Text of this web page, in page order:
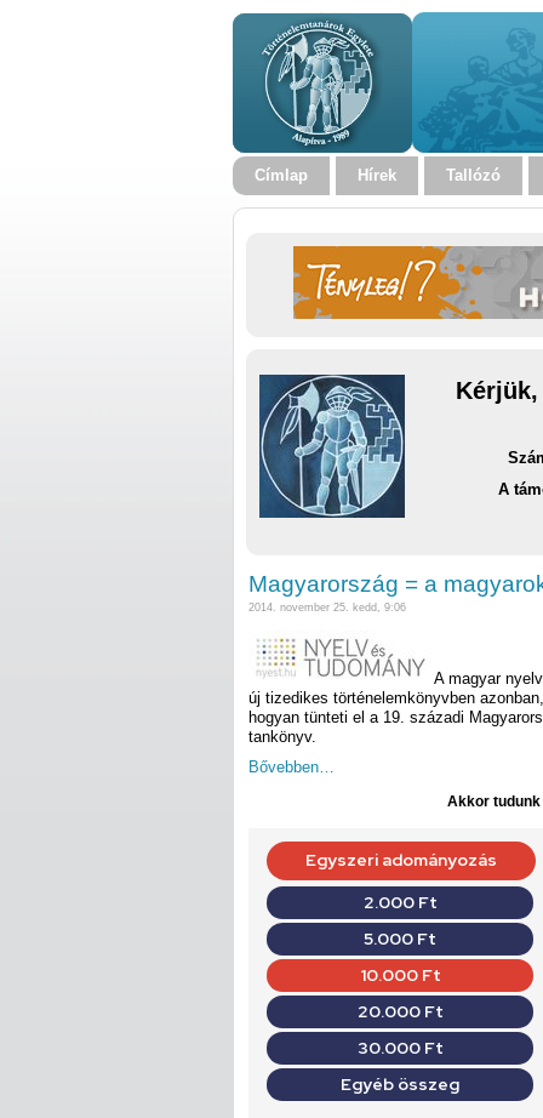
Címlap Hírek Tallózó
A
Magyarország = a
2014. november 25. kedd, 9:06
A magyar
új tizedikes történelemkönyvben
hogyan tünteti el a 19. századi
tankönyv.
Bővebben…
Akkor tudunk